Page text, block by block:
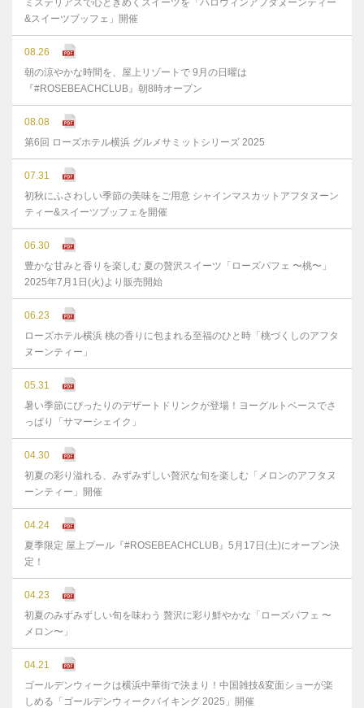
ミステリアスで心ときめくスイーツを「ハロウィンアフタヌーンティー
&スイーツブッフェ」開催
08.26
朝の涼やかな時間を、屋上リゾートで 9月の日曜は
『#ROSEBEACHCLUB』朝8時オープン
08.08
第6回 ローズホテル横浜 グルメサミットシリーズ 2025
07.31
初秋にふさわしい季節の美味をご用意 シャインマスカットアフタヌーン
ティー&スイーツブッフェを開催
06.30
豊かな⽢みと⾹りを楽しむ 夏の贅沢スイーツ「ローズパフェ 〜桃〜」
2025年7⽉1⽇(⽕)より販売開始
06.23
ローズホテル横浜 桃の香りに包まれる至福のひと時「桃づくしのアフタ
ヌーンティー」
05.31
暑い季節にぴったりのデザートドリンクが登場！ヨーグルトベースでさ
っぱり「サマーシェイク」
04.30
初夏の彩り溢れる、みずみずしい贅沢な旬を楽しむ「メロンのアフタヌ
ーンティー」開催
04.24
夏季限定 屋上プール『#ROSEBEACHCLUB』5月17日(土)にオープン決
定！
04.23
初夏のみずみずしい旬を味わう 贅沢に彩り鮮やかな「ローズパフェ 〜
メロン〜」
04.21
ゴールデンウィークは横浜中華街で決まり！中国雑技&変面ショーが楽
しめる「ゴールデンウィークバイキング 2025」開催